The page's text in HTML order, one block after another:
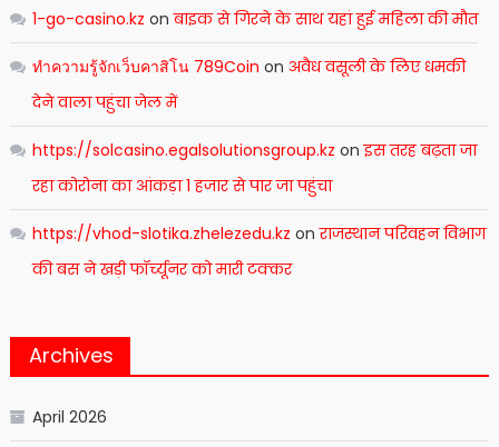
1-go-casino.kz onबाइक से गिरने के साथ यहां हुई महिला की मौत
ทำความรู้จักเว็บคาสิโน 789Coin on अवैध वसूली के लिए धमकी
देने वाला पहुंचा जेल में
https://solcasino.egalsolutionsgroup.kz onइस तरह बढ़ता जा
रहा कोरोना का आंकड़ा 1 हजार से पार जा पहुंचा
https://vhod-slotika.zhelezedu.kz onराजस्थान परिवहन विभाग
की बस ने खड़ी फॉर्च्यूनर को मारी टक्कर
Archives
April 2026